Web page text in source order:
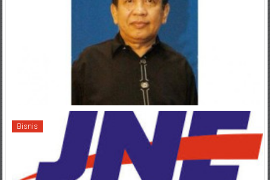
Bisnis